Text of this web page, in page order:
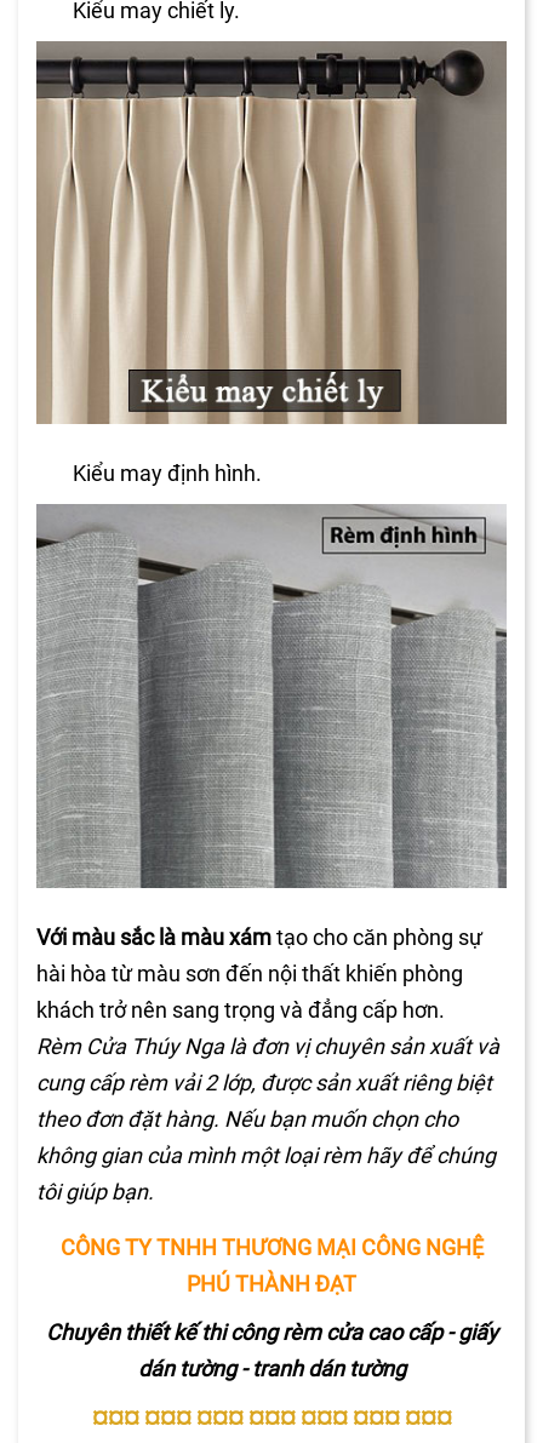
Kiểu may chiết ly.
Kiểu may định hình.
Với màu sắc là màu xámtạo cho căn phòng sự
hài hòa từ màu sơn đến nội thất khiến phòng
khách trở nên sang trọng và đẳng cấp hơn.
Rèm Cửa Thúy Nga là đơn vị chuyên sản xuất và
cung cấp rèm vải 2 lớp, được sản xuất riêng biệt
theo đơn đặt hàng. Nếu bạn muốn chọn cho
không gian của mình một loại rèm hãy để chúng
tôi giúp bạn.
CÔNG TY TNHH THƯƠNG MẠI CÔNG NGHỆ
PHÚ THÀNH ĐẠT
Chuyên thiết kế thi công rèm cửa cao cấp - giấy
dán tường - tranh dán tường
¤¤¤ ¤¤¤ ¤¤¤ ¤¤¤ ¤¤¤ ¤¤¤ ¤¤¤